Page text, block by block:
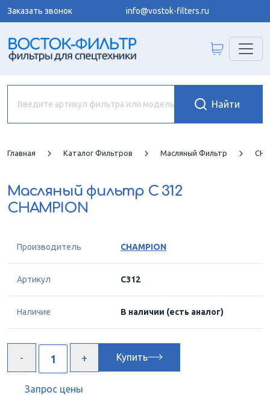
Заказать звонок info@vostok-filters.ru
Главная Каталог Фильтров Масляный Фильтр
Масляный фильтр C 312
CHAMPION
Производитель CHAMPION
Артикул C312
Наличие В наличии (есть аналог)
Купить
Запрос цены